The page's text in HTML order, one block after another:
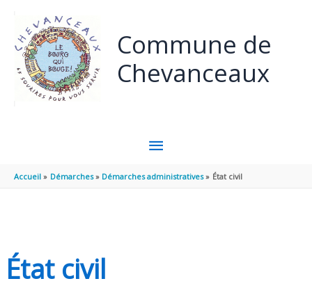
Commune de
Chevanceaux
MENU
PRINCIPAL
Accueil Démarches Démarches administratives État civil
État civil